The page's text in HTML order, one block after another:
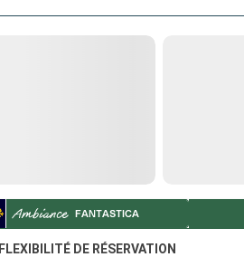
FLEXIBILITÉ DE RÉSERVATION